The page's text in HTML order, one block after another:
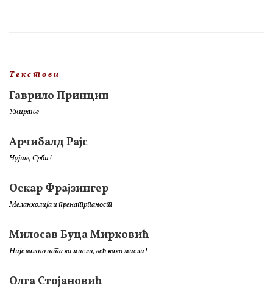
Т е к с т о в и
Гаврило Принцип
Умирање
Арчибалд Рајс
Чујте, Срби!
Оскар Фрајзингер
Меланхолија и пренатрпаност
Милосав Буца Мирковић
Није важно шта ко мисли, већ како мисли!
Олга Стојановић